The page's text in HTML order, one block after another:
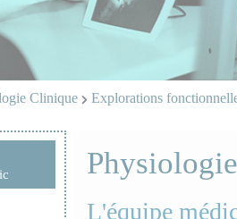
Clinique Explorations
L'équipe